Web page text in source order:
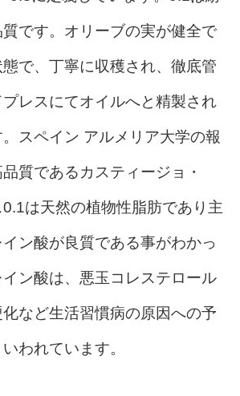
です。オリーブの実が健全で
で、丁寧に収穫され、徹底管
レスにてオイルへと精製され
スペイン アルメリア大学の報
質であるカスティージョ・
は天然の植物性脂肪であり主
ン酸が良質である事がわかっ
ン酸は、悪玉コレステロール
など生活習慣病の原因への予
われています。